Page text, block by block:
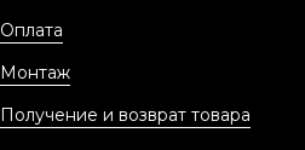
Оплата
Монтаж
Получение и возврат товара